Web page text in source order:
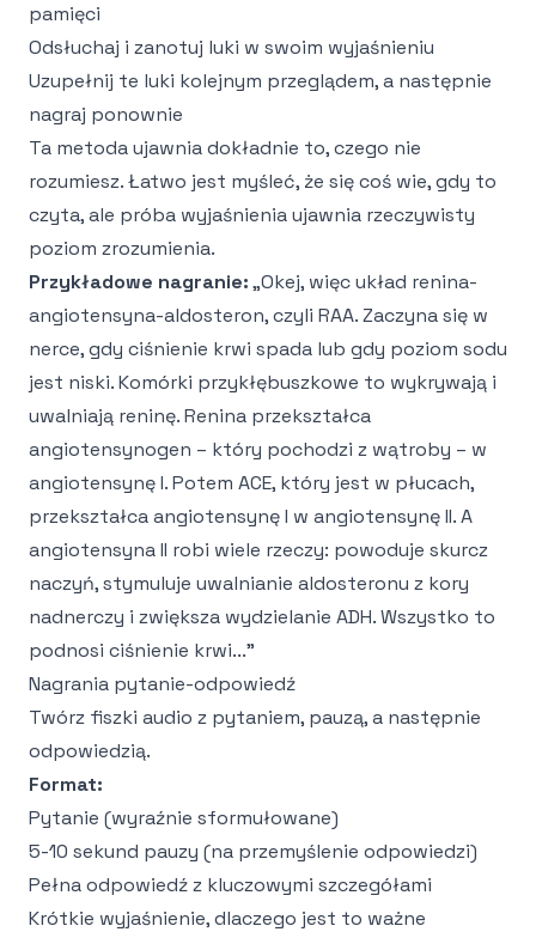
pamięci
Odsłuchaj i zanotuj luki w swoim wyjaśnieniu
Uzupełnij te luki kolejnym przeglądem, a następnie
nagraj ponownie
Ta metoda ujawnia dokładnie to, czego nie
rozumiesz. Łatwo jest myśleć, że się coś wie, gdy to
czyta, ale próba wyjaśnienia ujawnia rzeczywisty
poziom zrozumienia.
Przykładowe nagranie:„Okej, więc układ renina-
angiotensyna-aldosteron, czyli RAA. Zaczyna się w
nerce, gdy ciśnienie krwi spada lub gdy poziom sodu
jest niski. Komórki przykłębuszkowe to wykrywają i
uwalniają reninę. Renina przekształca
angiotensynogen – który pochodzi z wątroby – w
angiotensynę I. Potem ACE, który jest w płucach,
przekształca angiotensynę I w angiotensynę II. A
angiotensyna II robi wiele rzeczy: powoduje skurcz
naczyń, stymuluje uwalnianie aldosteronu z kory
nadnerczy i zwiększa wydzielanie ADH. Wszystko to
podnosi ciśnienie krwi..."
Nagrania pytanie-odpowiedź
Twórz fiszki audio z pytaniem, pauzą, a następnie
odpowiedzią.
Format:
Pytanie (wyraźnie sformułowane)
5-10 sekund pauzy (na przemyślenie odpowiedzi)
Pełna odpowiedź z kluczowymi szczegółami
Krótkie wyjaśnienie, dlaczego jest to ważne